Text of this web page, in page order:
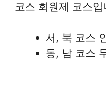
코스 회원제 코스입
서, 북 코스
동, 남 코스